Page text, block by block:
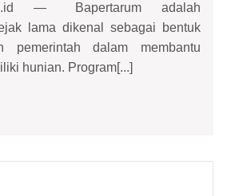
Tabungan
dengan
Manfaat
— Bapertarum adalah
lama dikenal sebagai bentuk
pemerintah dalam membantu
hunian. Program[...]